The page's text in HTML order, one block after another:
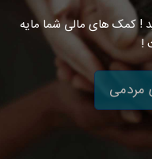
! کمک های مالی شما مایه
!
مردمی